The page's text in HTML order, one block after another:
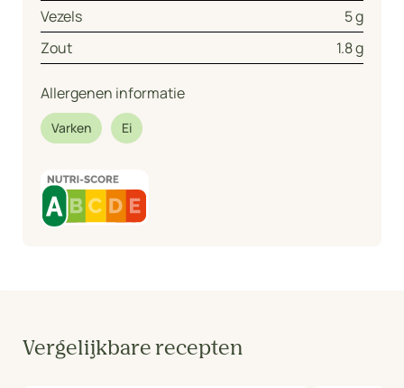
Vezels
5 g
Zout
1.8 g
Allergenen informatie
Varken Ei
Vergelijkbare recepten